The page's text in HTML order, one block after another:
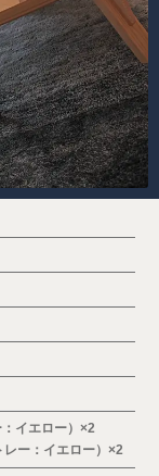
イエロー）×2
レー：イエロー）×2